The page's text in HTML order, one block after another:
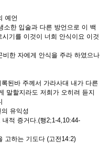
언
술과 다른 방언으로 이 백
기를 이것이 너희 안식이요 이것
게 안식을 주라 하였으나
께서 가라사대 내가 다른
말할지라도 저희가 오히려 듣지
유익성
증거다.(행2;1-4,10:44-
는 기도다 (고전14:2)